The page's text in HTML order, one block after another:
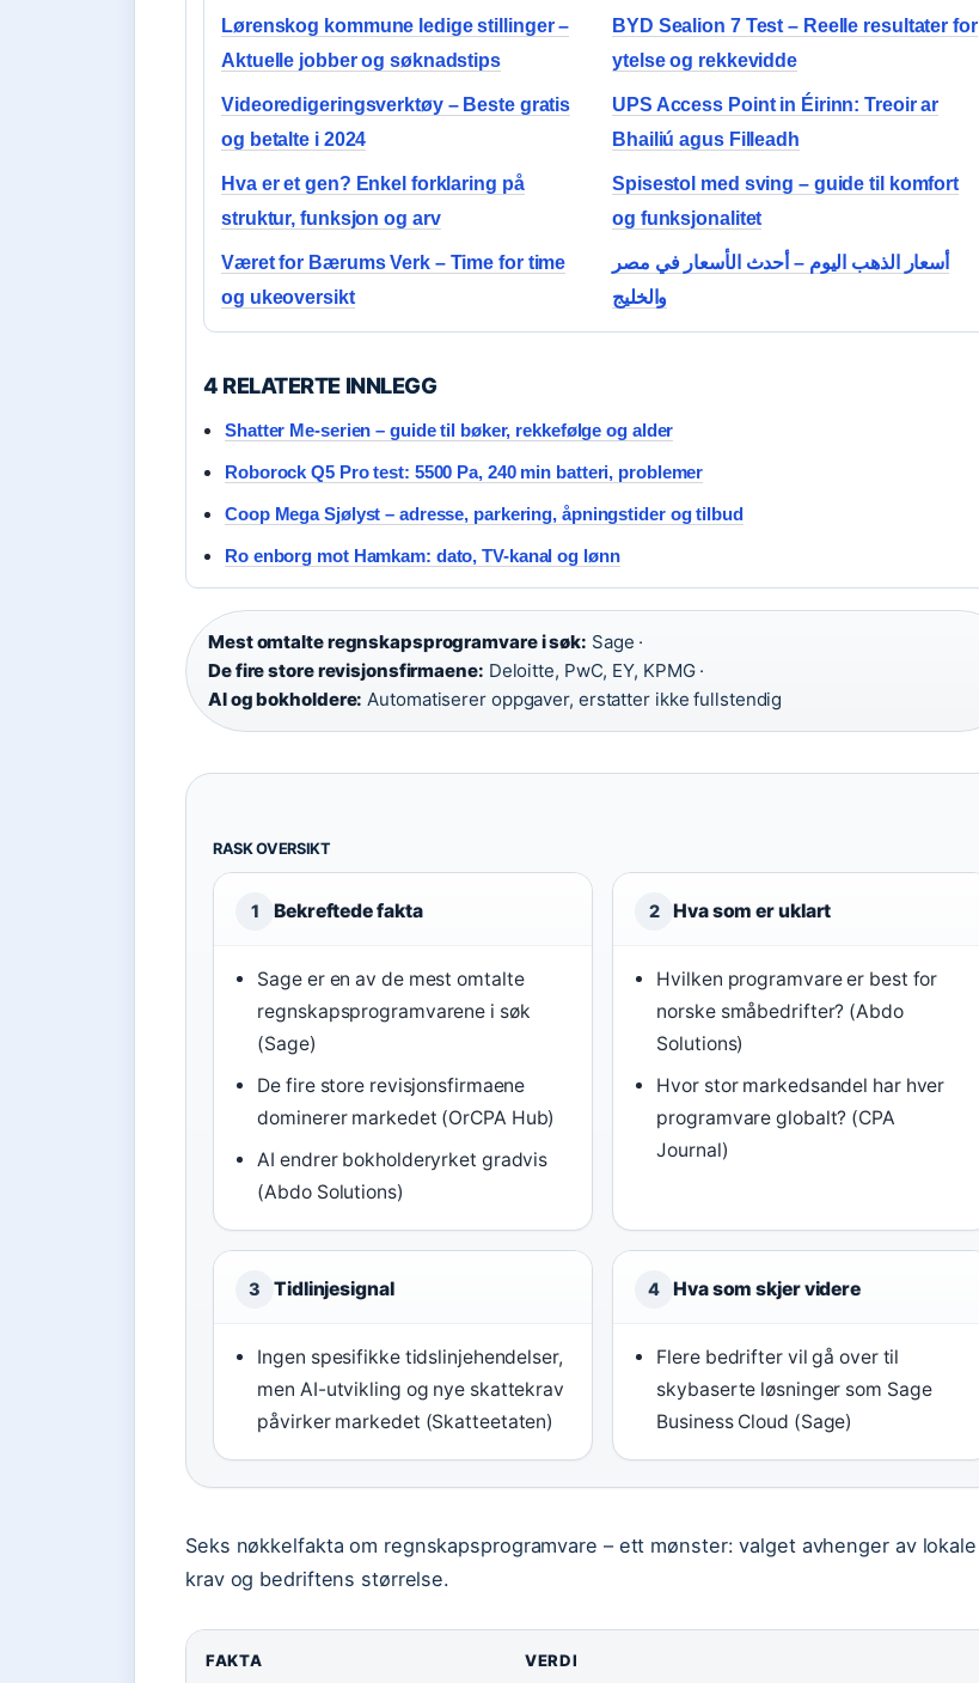
Lørenskog kommune ledige stillinger –
Aktuelle jobber og søknadstips
BYD Sealion 7 Test – Reelle resultater for
ytelse og rekkevidde
Videoredigeringsverktøy – Beste gratis
og betalte i 2024
UPS Access Point in Éirinn: Treoir ar
Bhailiú agus Filleadh
Hva er et gen? Enkel forklaring på
struktur, funksjon og arv
Spisestol med sving – guide til komfort
og funksjonalitet
Været for Bærums Verk – Time for time
og ukeoversikt
أسعار الذهب اليوم – أحدث الأسعار في مصر
والخليج
4 RELATERTE INNLEGG
Shatter Me-serien – guide til bøker, rekkefølge og alder
Roborock Q5 Pro test: 5500 Pa, 240 min batteri, problemer
Coop Mega Sjølyst – adresse, parkering, åpningstider og tilbud
Ro enborg mot Hamkam: dato, TV-kanal og lønn
Mest omtalte regnskapsprogramvare i søk: Sage ·
De fire store revisjonsfirmaene: Deloitte, PwC, EY, KPMG ·
AI og bokholdere: Automatiserer oppgaver, erstatter ikke fullstendig
RASK OVERSIKT
1 Bekreftede fakta
Sage er en av de mest omtalte
regnskapsprogramvarene i søk
(Sage)
De fire store revisjonsfirmaene
dominerer markedet (OrCPA Hub)
AI endrer bokholderyrket gradvis
(Abdo Solutions)
2 Hva som er uklart
Hvilken programvare er best for
norske småbedrifter? (Abdo
Solutions)
Hvor stor markedsandel har hver
programvare globalt? (CPA
Journal)
3 Tidlinjesignal
Ingen spesifikke tidslinjehendelser,
men AI-utvikling og nye skattekrav
påvirker markedet (Skatteetaten)
4 Hva som skjer videre
Flere bedrifter vil gå over til
skybaserte løsninger som Sage
Business Cloud (Sage)
Seks nøkkelfakta om regnskapsprogramvare – ett mønster: valget avhenger av lokale
krav og bedriftens størrelse.
FAKTA VERDI